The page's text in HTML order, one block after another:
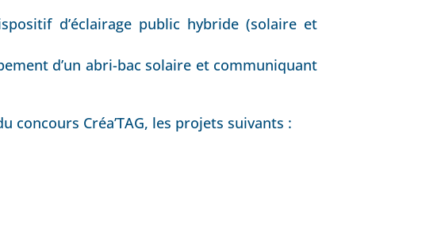
d’éclairage public hybride (solaire et
d’un abri-bac solaire et communiquant
Créa’TAG, les projets suivants :